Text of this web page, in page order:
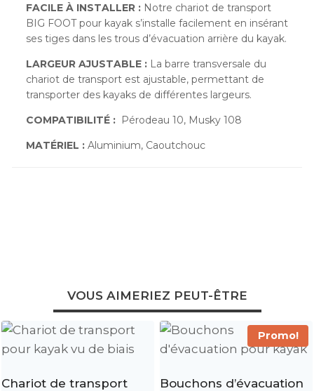
FACILE À INSTALLER :Notre chariot de transport
BIG FOOT pour kayak s’installe facilement en insérant
ses tiges dans les trous d’évacuation arrière du kayak.
LARGEUR AJUSTABLE :La barre transversale du
chariot de transport est ajustable, permettant de
transporter des kayaks de différentes largeurs.
COMPATIBILITÉ : Pérodeau 10, Musky 108
MATÉRIEL :Aluminium, Caoutchouc
VOUS AIMERIEZ PEUT-ÊTRE
Chariot de transport
Promo!
Bouchons d’évacuation